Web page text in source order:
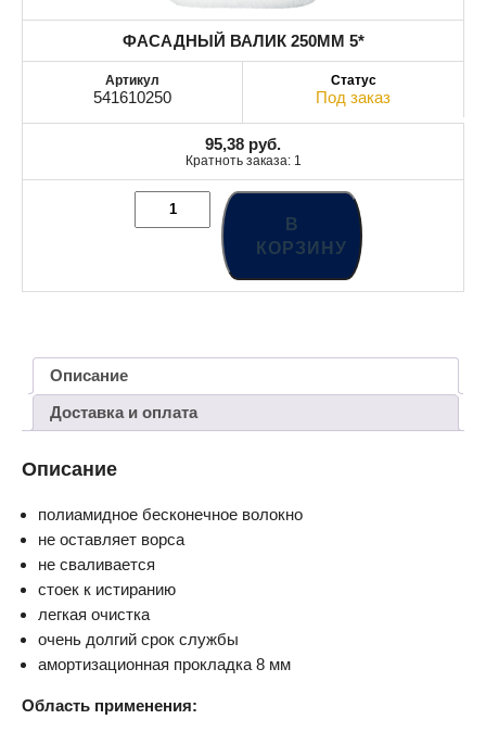
ФАСАДНЫЙ ВАЛИК 250MM 5*
541610250 Под заказ
95,38 руб.
Кратноть заказа: 1
В
КОРЗИНУ
Описание
Доставка и оплата
Описание
полиамидное бесконечное волокно
не оставляет ворса
не сваливается
стоек к истиранию
легкая очистка
очень долгий срок службы
амортизационная прокладка 8 мм
Область применения: